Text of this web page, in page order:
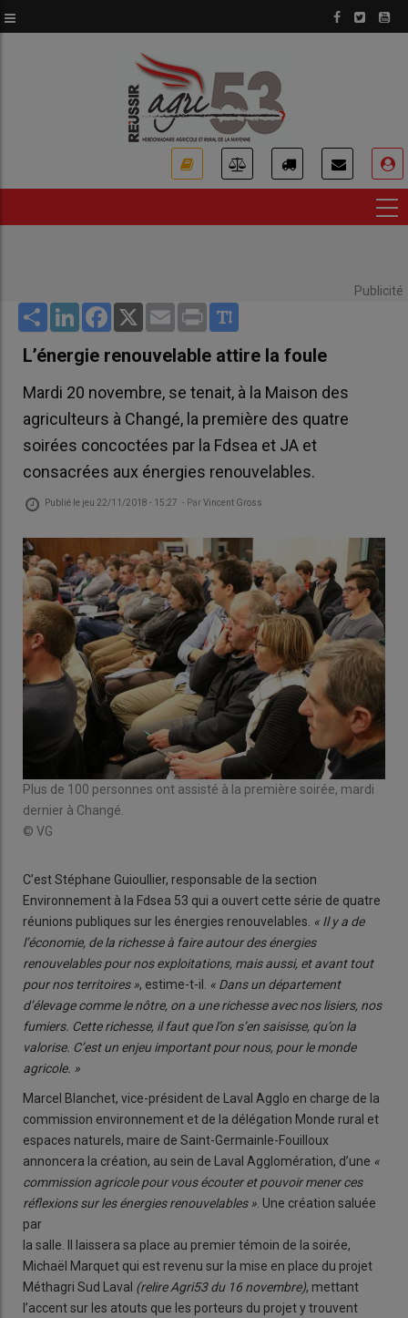
au
Publicité
Share LinkedInFacebook
X Email Print
L’énergie renouvelable attire la foule
Mardi 20 novembre, se tenait, à la Maison des
agriculteurs à Changé, la première des quatre
soirées concoctées par la Fdsea et JA et
consacrées aux énergies renouvelables.
Publié le jeu 22/11/2018 - 15:27 - ParVincent Gross
Plus de 100 personnes ont assisté à la première soirée, mardi
dernier à Changé.
© VG
C’est Stéphane Guioullier, responsable de la section
Environnement à la Fdsea 53 qui a ouvert cette série de quatre
réunions publiques sur les énergies renouvelables. « Il y a de
l’économie, de la richesse à faire autour des énergies
renouvelables pour nos exploitations, mais aussi, et avant tout
pour nos territoires », estime-t-il. « Dans un département
d’élevage comme le nôtre, on a une richesse avec nos lisiers, nos
fumiers. Cette richesse, il faut que l’on s’en saisisse, qu’on la
valorise. C’est un enjeu important pour nous, pour le monde
agricole. »
Marcel Blanchet, vice-président de Laval Agglo en charge de la
commission environnement et de la délégation Monde rural et
espaces naturels, maire de Saint-Germainle-Fouilloux
annoncera la création, au sein de Laval Agglomération, d’une «
commission agricole pour vous écouter et pouvoir mener ces
réflexions sur les énergies renouvelables ». Une création saluée
par
la salle. Il laissera sa place au premier témoin de la soirée,
Michaël Marquet qui est revenu sur la mise en place du projet
Méthagri Sud Laval (relire Agri53 du 16 novembre), mettant
l’accent sur les atouts que les porteurs du projet y trouvent